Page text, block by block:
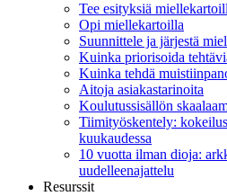
Tee esityksiä
Opi miellekartoilla
Suunnittele ja järjestä
Kuinka priorisoida
Kuinka tehdä
Aitoja asiakastarinoita
Koulutussisällön
Tiimityöskentely:
kuukaudessa
10 vuotta ilman dioja:
uudelleenajattelu
Resurssit